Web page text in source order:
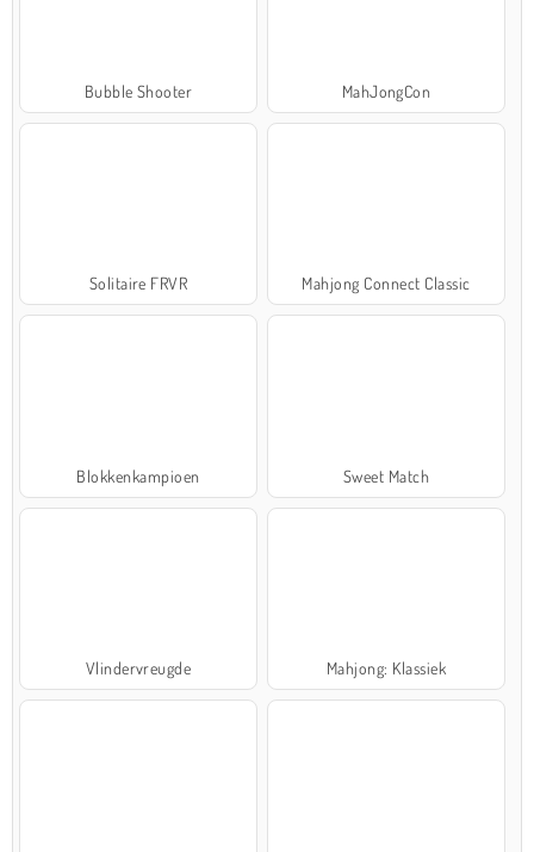
Bubble Shooter MahJongCon
Solitaire FRVR Mahjong Connect Classic
Blokkenkampioen Sweet Match
Vlindervreugde Mahjong: Klassiek